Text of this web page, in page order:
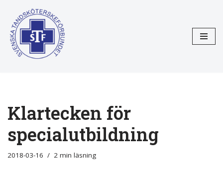
Hoppa
till
innehåll
Klartecken för
specialutbildning
2018-03-16 2 min läsning